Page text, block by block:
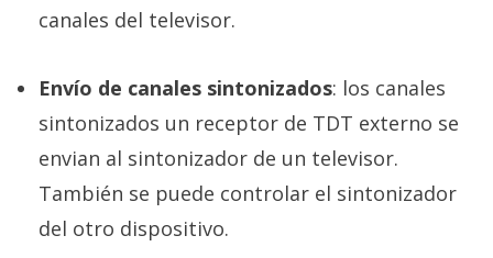
canales del televisor.
Envío de canales sintonizados: los canales
sintonizados un receptor de TDT externo se
envian al sintonizador de un televisor.
También se puede controlar el sintonizador
del otro dispositivo.